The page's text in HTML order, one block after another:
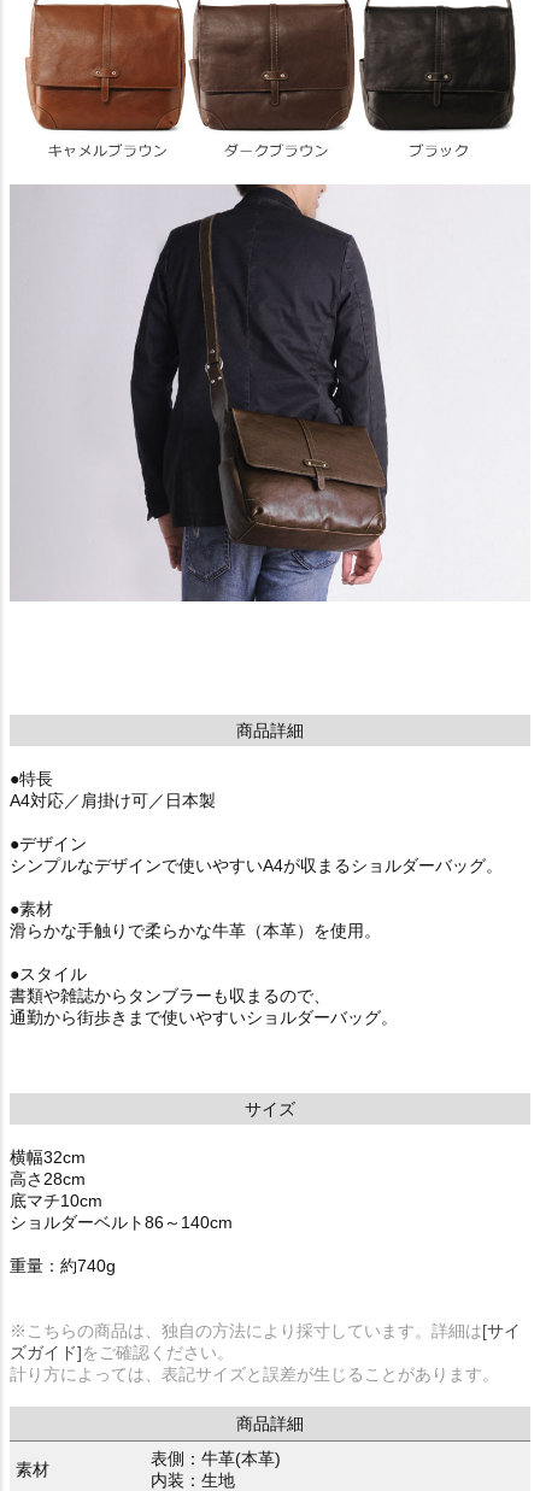
商品詳細
●特長
A4対応／肩掛け可／日本製
●デザイン
シンプルなデザインで使いやすいA4が収まるショルダーバッグ。
●素材
滑らかな手触りで柔らかな牛革（本革）を使用。
●スタイル
書類や雑誌からタンブラーも収まるので、
通勤から街歩きまで使いやすいショルダーバッグ。
サイズ
横幅32cm
高さ28cm
底マチ10cm
ショルダーベルト86～140cm
重量：約740g
※こちらの商品は、独自の方法により採寸しています。詳細は[サイ
ズガイド]をご確認ください。
計り方によっては、表記サイズと誤差が生じることがあります。
商品詳細
素材
表側：牛革(本革)
内装：生地